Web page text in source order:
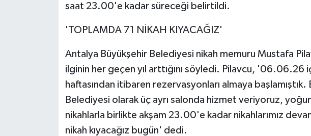
saat 23.00'e kadar süreceği belirtildi.
'TOPLAMDA 71 NİKAH KIYACAĞIZ'
Antalya Büyükşehir Belediyesi nikah memuru Mustafa
ilginin her geçen yıl arttığını söyledi. Pilavcu, '06.06.26
haftasından itibaren rezervasyonları almaya
Belediyesi olarak üç ayrı salonda hizmet veriyoruz,
nikahlarla birlikte akşam 23.00'e kadar nikahlarımız
nikah kıyacağız bugün' dedi.